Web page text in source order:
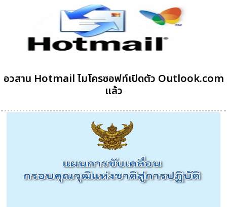
อวสาน Hotmail ไมโครซอฟท์เปิดตัว Outlook.com
แล้ว